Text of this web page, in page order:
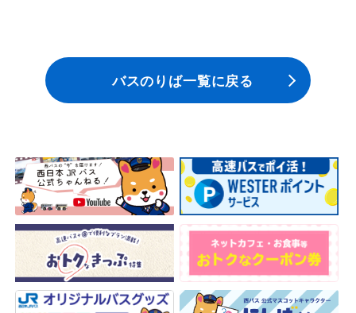
お問い合わせ・Q&A
会社案内
安全安心への
取組み
採用情報
バスのりば一覧に戻る